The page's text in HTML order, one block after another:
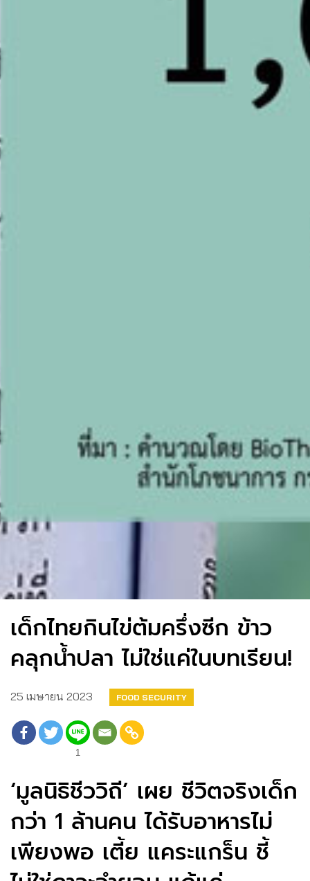
เด็กไทยกินไข่ต้มครึ่งซีก ข้าว
คลุกน้ำปลา ไม่ใช่แค่ในบทเรียน!
25 เมษายน 2023 FOOD SECURITY
1
‘มูลนิธิชีววิถี’ เผย ชีวิตจริงเด็ก
กว่า 1 ล้านคน ได้รับอาหารไม่
เพียงพอ เตี้ย แคระแกร็น ชี้